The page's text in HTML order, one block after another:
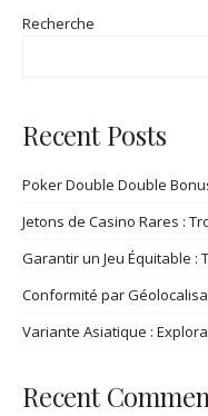
Recherche
Recent Posts
Poker Double Double
Jetons de Casino Rares :
Garantir un Jeu Équitable :
Conformité par
Variante Asiatique :
Recent